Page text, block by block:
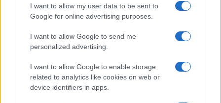
I want to allow my user data to be sent to
Google for online advertising purposes.
I want to allow Google to send me
personalized advertising.
I want to allow Google to enable storage
related to analytics like cookies on web or
device identifiers in apps.